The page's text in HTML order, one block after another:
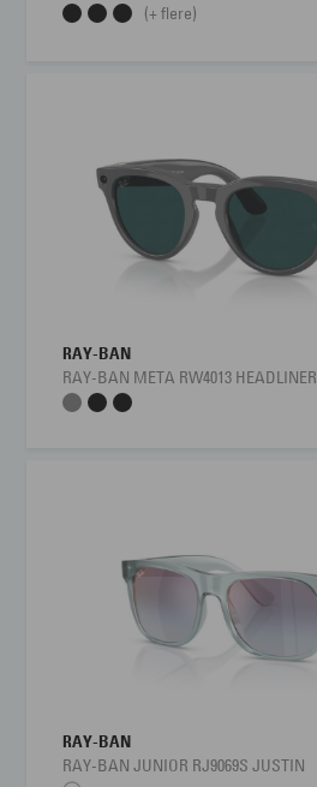
(+ flere)
RAY-BAN
RAY-BAN META RW4013 HEADLINER
RAY-BAN
RAY-BAN JUNIOR RJ9069S JUSTIN